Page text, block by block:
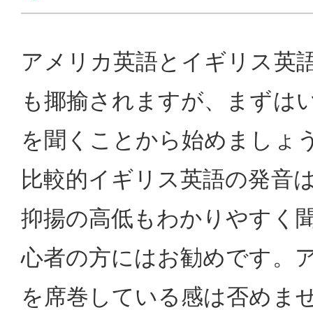
アメリカ英語とイギリス英
も揶揄されますが、まずは
を聞くことから始めましょ
比較的イギリス英語の発音
抑揚の高低もわかりやすく
心者の方にはお勧めです。
を席巻している感は否めま